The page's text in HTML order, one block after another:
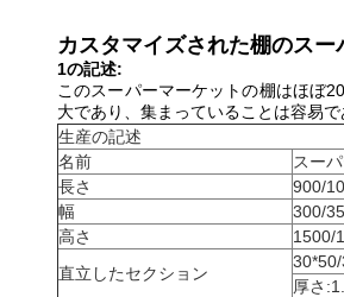
カスタマイズされた棚のス
1の記述:
このスーパーマーケットの棚はほぼ
大であり、集まっていることは容易
生産の記述
名前
スー
長さ
900/
幅
300/
高さ
1500/
直立したセクション
厚さ